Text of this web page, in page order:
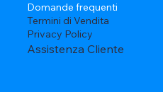
Domande frequenti
Termini di Vendita
Privacy Policy
Assistenza Cliente